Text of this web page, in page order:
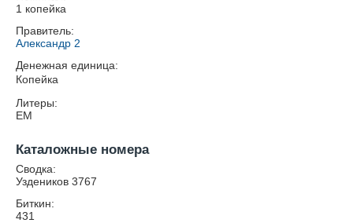
1 копейка
Правитель:
Александр 2
Денежная единица:
Копейка
Литеры:
ЕМ
Каталожные номера
Сводка:
Уздеников 3767
Биткин:
431